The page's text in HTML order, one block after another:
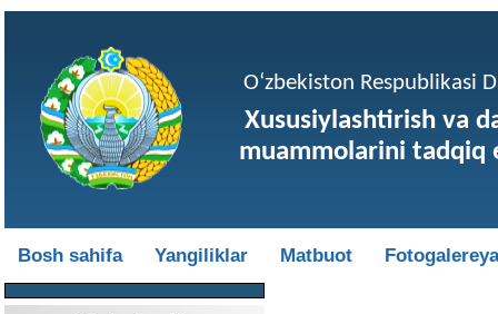
O‘zbekiston Respublikasi
Xususiylashtirish va
muammolarini tadqiq
Bosh sahifa Yangiliklar Matbuot Fotogalereya